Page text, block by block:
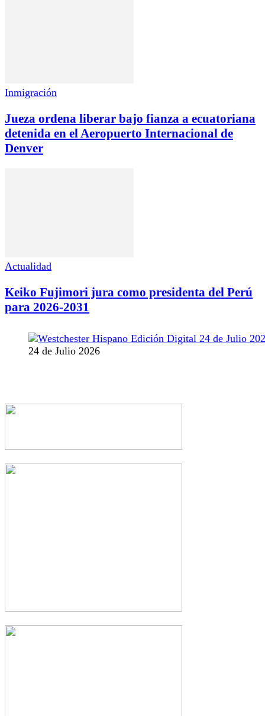
Inmigración
Jueza ordena liberar bajo fianza a ecuatoriana
detenida en el Aeropuerto Internacional de
Denver
Actualidad
Keiko Fujimori jura como presidenta del Perú
para 2026-2031
24 de Julio 2026